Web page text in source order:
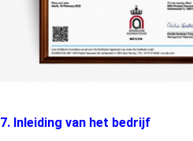
7. Inleiding van het bedrijf